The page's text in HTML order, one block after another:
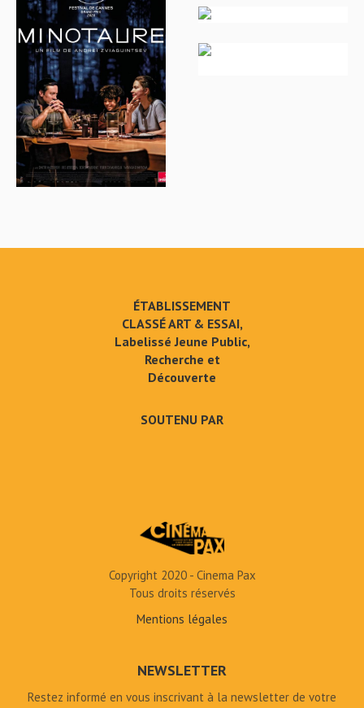
ÉTABLISSEMENT
CLASSÉ ART & ESSAI,
Labelissé Jeune Public,
Recherche et
Découverte
SOUTENU PAR
Copyright 2020 - Cinema Pax
Tous droits réservés
Mentions légales
NEWSLETTER
Restez informé en vous inscrivant à la newsletter de votre